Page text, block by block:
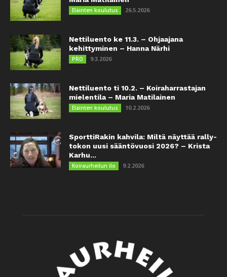
Eläinten koulutus 26.5.2026
Nettiluento ke 11.3. – Ohjaajana
kehittyminen – Hanna Närhi
PRO 9.3.2026
Nettiluento ti 10.2. – Koiraharrastajan
mielentila – Maria Matilainen
Eläinten koulutus 10.2.2026
SporttiRakin kahvila: Miltä näyttää rally-
tokon uusi sääntövuosi 2026? – Krista
Karhu...
Koiraurheilun ilo 9.2.2026